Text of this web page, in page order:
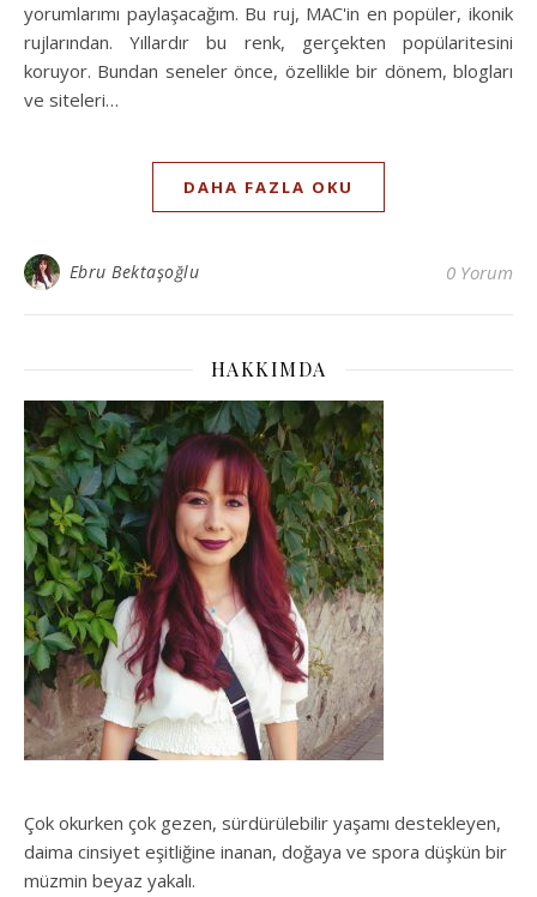
yorumlarımı paylaşacağım. Bu ruj, MAC'in en popüler, ikonik
rujlarından. Yıllardır bu renk, gerçekten popülaritesini
koruyor. Bundan seneler önce, özellikle bir dönem, blogları
ve siteleri…
DAHA FAZLA OKU
Ebru Bektaşoğlu 0 Yorum
HAKKIMDA
Çok okurken çok gezen, sürdürülebilir yaşamı destekleyen,
daima cinsiyet eşitliğine inanan, doğaya ve spora düşkün bir
müzmin beyaz yakalı.